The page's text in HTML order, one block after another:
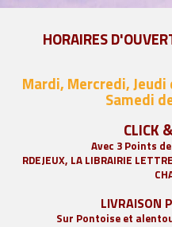
HORAIRES
Mardi, Mercredi, Jeudi
Samedi
CLICK
Avec 3 Points
RDEJEUX, LA LIBRAIRIE
LIVRAISON
Sur Pontoise et